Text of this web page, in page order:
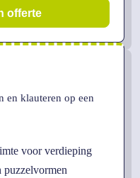
offerte
en klauteren op een
voor verdieping
puzzelvormen